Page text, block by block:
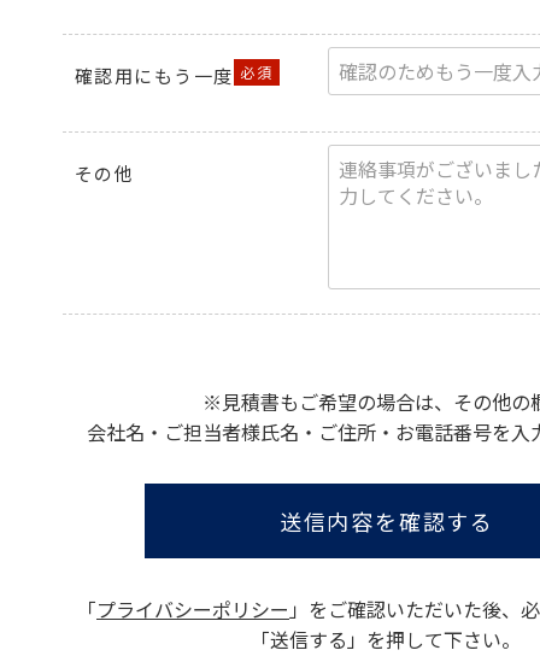
確認用にもう一度
その他
※見積書もご希望の場合は、その他の
会社名・ご担当者様氏名・ご住所・お電話番号を入
送信内容を確認する
「プライバシーポリシー 」をご確認いただいた後、
「送信する」を押して下さい。